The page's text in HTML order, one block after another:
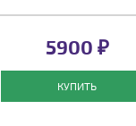
5900 ₽
КУПИТЬ